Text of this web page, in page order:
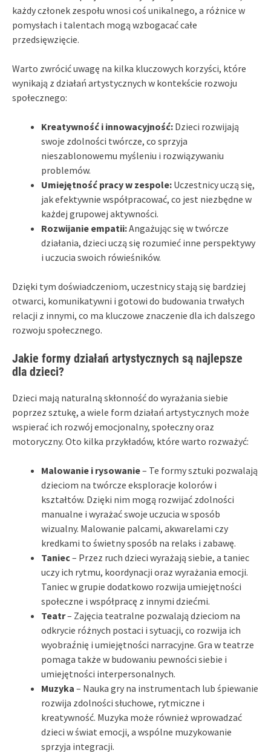
każdy członek zespołu wnosi coś unikalnego, a różnice w
pomysłach i talentach mogą wzbogacać całe
przedsięwzięcie.
Warto zwrócić uwagę na kilka kluczowych korzyści, które
wynikają z działań artystycznych w kontekście rozwoju
społecznego:
Kreatywność i innowacyjność: Dzieci rozwijają
swoje zdolności twórcze, co sprzyja
nieszablonowemu myśleniu i rozwiązywaniu
problemów.
Umiejętność pracy w zespole: Uczestnicy uczą się,
jak efektywnie współpracować, co jest niezbędne w
każdej grupowej aktywności.
Rozwijanie empatii:Angażując się w twórcze
działania, dzieci uczą się rozumieć inne perspektywy
i uczucia swoich rówieśników.
Dzięki tym doświadczeniom, uczestnicy stają się bardziej
otwarci, komunikatywni i gotowi do budowania trwałych
relacji z innymi, co ma kluczowe znaczenie dla ich dalszego
rozwoju społecznego.
Jakie formy działań artystycznych są najlepsze
dla dzieci?
Dzieci mają naturalną skłonność do wyrażania siebie
poprzez sztukę, a wiele form działań artystycznych może
wspierać ich rozwój emocjonalny, społeczny oraz
motoryczny. Oto kilka przykładów, które warto rozważyć:
Malowanie i rysowanie– Te formy sztuki pozwalają
dzieciom na twórcze eksploracje kolorów i
kształtów. Dzięki nim mogą rozwijać zdolności
manualne i wyrażać swoje uczucia w sposób
wizualny. Malowanie palcami, akwarelami czy
kredkami to świetny sposób na relaks i zabawę.
Taniec– Przez ruch dzieci wyrażają siebie, a taniec
uczy ich rytmu, koordynacji oraz wyrażania emocji.
Taniec w grupie dodatkowo rozwija umiejętności
społeczne i współpracę z innymi dziećmi.
Teatr– Zajęcia teatralne pozwalają dzieciom na
odkrycie różnych postaci i sytuacji, co rozwija ich
wyobraźnię i umiejętności narracyjne. Gra w teatrze
pomaga także w budowaniu pewności siebie i
umiejętności interpersonalnych.
Muzyka – Nauka gry na instrumentach lub śpiewanie
rozwija zdolności słuchowe, rytmiczne i
kreatywność. Muzyka może również wprowadzać
dzieci w świat emocji, a wspólne muzykowanie
sprzyja integracji.